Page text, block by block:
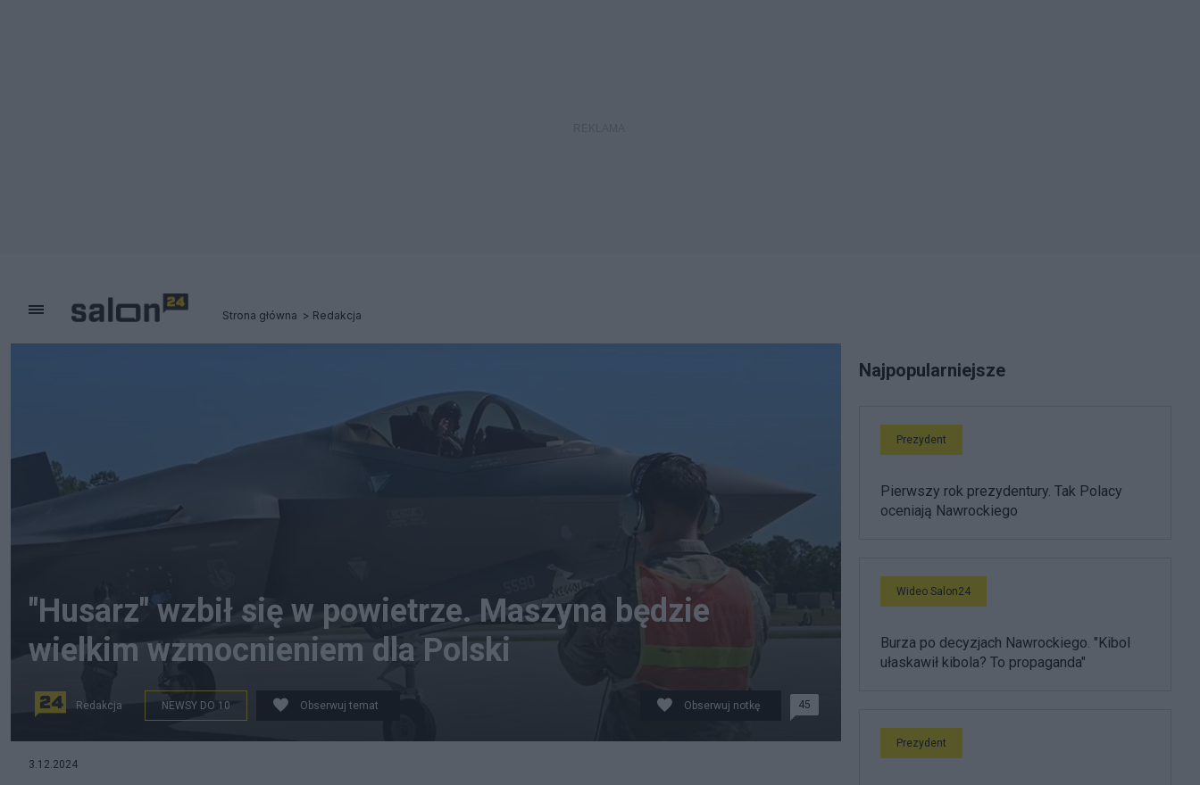
Strona główna Redakcja
"Husarz" wzbił się w powietrze. Maszyna będzie
wielkim wzmocnieniem dla Polski
Redakcja NEWSY DO 10 Obserwuj temat Obserwuj notkę 45
3.12.2024
Najpopularniejsze
Prezydent
Pierwszy rok prezydentury. Tak Polacy
oceniają Nawrockiego
Wideo Salon24
Burza po decyzjach Nawrockiego. "Kibol
ułaskawił kibola? To propaganda"
Prezydent